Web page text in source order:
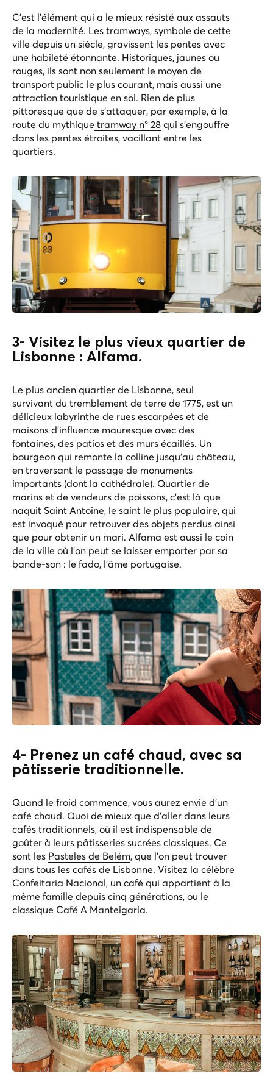
C'est l'élément qui a le mieux résisté aux assauts
de la modernité. Les tramways, symbole de cette
ville depuis un siècle, gravissent les pentes avec
une habileté étonnante. Historiques, jaunes ou
rouges, ils sont non seulement le moyen de
transport public le plus courant, mais aussi une
attraction touristique en soi. Rien de plus
pittoresque que de s'attaquer, par exemple, à la
route du mythique tramway n° 28 qui s'engouffre
dans les pentes étroites, vacillant entre les
quartiers.
3- Visitez le plus vieux quartier de
Lisbonne : Alfama.
Le plus ancien quartier de Lisbonne, seul
survivant du tremblement de terre de 1775, est un
délicieux labyrinthe de rues escarpées et de
maisons d'influence mauresque avec des
fontaines, des patios et des murs écaillés. Un
bourgeon qui remonte la colline jusqu'au château,
en traversant le passage de monuments
importants (dont la cathédrale). Quartier de
marins et de vendeurs de poissons, c'est là que
naquit Saint Antoine, le saint le plus populaire, qui
est invoqué pour retrouver des objets perdus ainsi
que pour obtenir un mari. Alfama est aussi le coin
de la ville où l'on peut se laisser emporter par sa
bande-son : le fado, l'âme portugaise.
4- Prenez un café chaud, avec sa
pâtisserie traditionnelle.
Quand le froid commence, vous aurez envie d'un
café chaud. Quoi de mieux que d'aller dans leurs
cafés traditionnels, où il est indispensable de
goûter à leurs pâtisseries sucrées classiques. Ce
sont les Pasteles de Belém, que l'on peut trouver
dans tous les cafés de Lisbonne. Visitez la célèbre
Confeitaria Nacional, un café qui appartient à la
même famille depuis cinq générations, ou le
classique Café A Manteigaria.